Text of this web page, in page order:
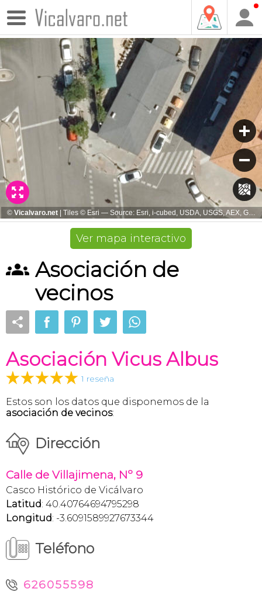
Ver mapa interactivo
Asociación de
vecinos
Asociación Vicus Albus
1 reseña
Estos son los datos que disponemos de la
asociación de vecinos:
Dirección
Calle de Villajimena, Nº 9
Casco Histórico de Vicálvaro
Latitud: 40.40764694795298
Longitud: -3.6091589927673344
Teléfono
626055598